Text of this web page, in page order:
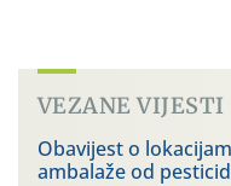
VEZANE VIJESTI
Obavijest o
ambalaže od